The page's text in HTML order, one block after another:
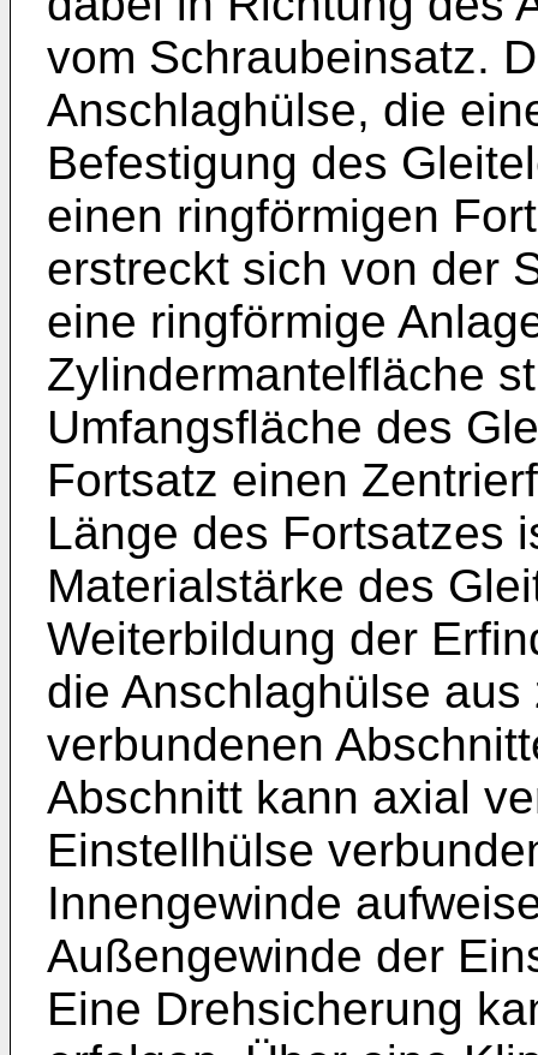
vom Schraubeinsatz.
Anschlaghülse, die
Befestigung des
einen ringförmigen
erstreckt sich von der
eine ringförmige
Zylindermantelfläche
Umfangsfläche des
Fortsatz einen
Länge des Fortsatzes
Materialstärke des
Weiterbildung der
die Anschlaghülse
verbundenen
Abschnitt kann axial
Einstellhülse
Innengewinde
Außengewinde der
Eine Drehsicherung